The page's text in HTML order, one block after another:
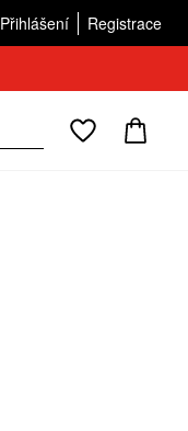
Přihlášení Registrace